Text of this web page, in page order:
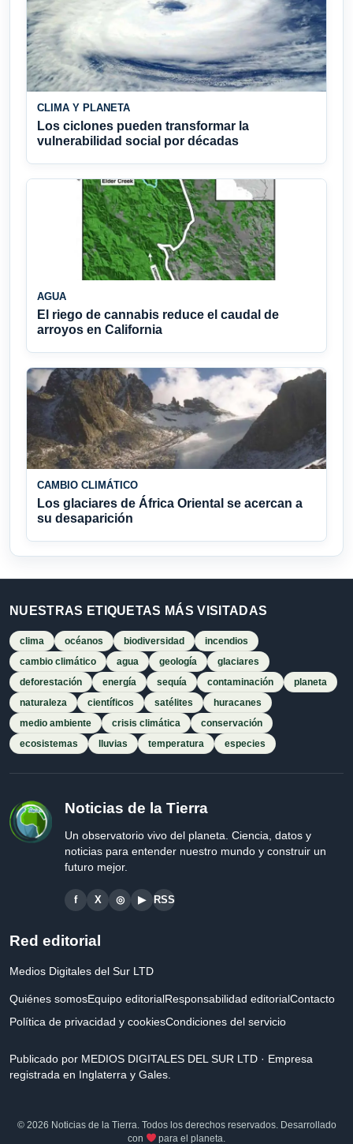
CLIMA Y PLANETA
Los ciclones pueden transformar la
vulnerabilidad social por décadas
AGUA
El riego de cannabis reduce el caudal de
arroyos en California
CAMBIO CLIMÁTICO
Los glaciares de África Oriental se acercan a
su desaparición
NUESTRAS ETIQUETAS MÁS VISITADAS
clima océanos biodiversidad
incendios
cambio climático
agua geología
glaciares
deforestación
energía sequía contaminación
planeta
naturaleza
científicos satélites
huracanes
medio ambiente
crisis climática
conservación
ecosistemas
lluvias temperatura especies
Noticias de la Tierra
Un observatorio vivo del planeta. Ciencia, datos y
noticias para entender nuestro mundo y construir un
futuro mejor.
f X ◎ ▶ RSS
Red editorial
Medios Digitales del Sur LTD
Quiénes somosEquipo editorialResponsabilidad editorialContacto
Política de privacidad y cookiesCondiciones del servicio
Publicado por MEDIOS DIGITALES DEL SUR LTD · Empresa
registrada en Inglaterra y Gales.
© 2026 Noticias de la Tierra. Todos los derechos reservados. Desarrollado
con
para el planeta.